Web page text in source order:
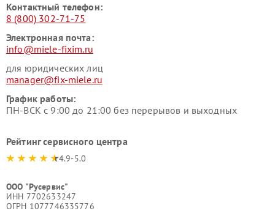
Контактный телефон:
8 (800) 302-71-75
Электронная почта:
info@miele-fixim.ru
для юридических лиц
manager@fix-miele.ru
График работы:
ПН-ВСК с 9:00 до 21:00 без перерывов и выходных
Рейтинг сервисного центра
4.9-5.0
ООО "Русервис"
ИНН 7702633247
ОГРН 1077746335776